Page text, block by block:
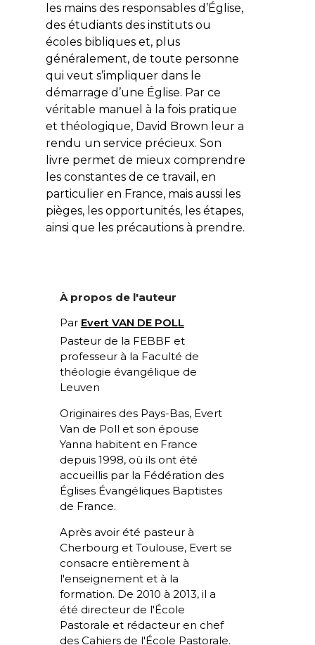
les mains des responsables d’Église,
des étudiants des instituts ou
écoles bibliques et, plus
généralement, de toute personne
qui veut s’impliquer dans le
démarrage d’une Église. Par ce
véritable manuel à la fois pratique
et théologique, David Brown leur a
rendu un service précieux. Son
livre permet de mieux comprendre
les constantes de ce travail, en
particulier en France, mais aussi les
pièges, les opportunités, les étapes,
ainsi que les précautions à prendre.
À propos de l'auteur
Par Evert VAN DE POLL
Pasteur de la FEBBF et
professeur à la Faculté de
théologie évangélique de
Leuven
Originaires des Pays-Bas, Evert
Van de Poll et son épouse
Yanna habitent en France
depuis 1998, où ils ont été
accueillis par la Fédération des
Églises Évangéliques Baptistes
de France.
Après avoir été pasteur à
Cherbourg et Toulouse, Evert se
consacre entièrement à
l'enseignement et à la
formation. De 2010 à 2013, il a
été directeur de l'École
Pastorale et rédacteur en chef
des Cahiers de l'École Pastorale.